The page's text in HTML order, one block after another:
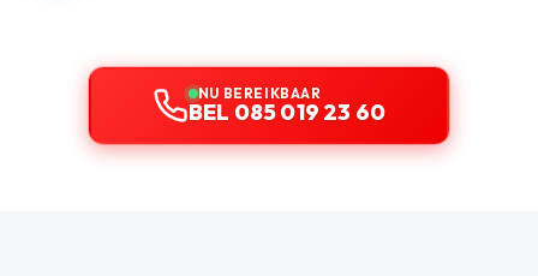
NU BEREIKBAAR
BEL 085 019 23 60